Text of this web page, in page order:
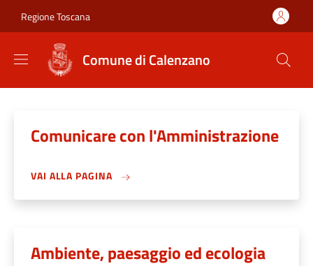
Regione Toscana
Comune di Calenzano
Comunicare con l'Amministrazione
VAI ALLA PAGINA
Ambiente, paesaggio ed ecologia